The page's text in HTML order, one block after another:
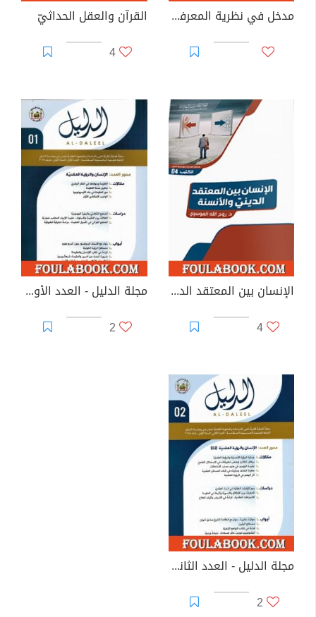
مدخل في نظرية المعرفة وأسس المعرفة الدينية
القرآن والعقل الحداثيّ
4
الإنسان بين المعتقد الدينيّ والأنسنة
4
مجلة الدليل - العدد الأول: الإنسان والرؤية العقدية
2
مجلة الدليل - العدد الثاني: الإنسان والرؤية العقدية 2
2